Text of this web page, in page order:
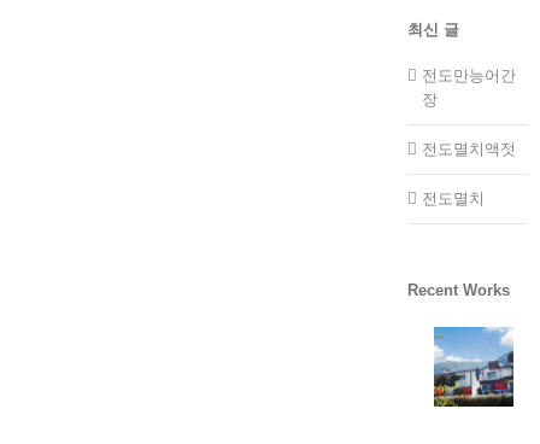
최신 글
전도만능어간
장
전도멸치액젓
전도멸치
Recent Works